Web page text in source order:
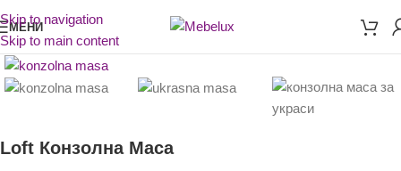
Skip to navigation
Skip to main content
МЕНИ
Loft Конзолна Маса